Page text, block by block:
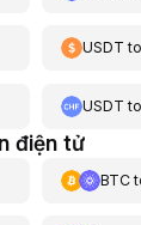
USDT
USDT
điện tử
BTC